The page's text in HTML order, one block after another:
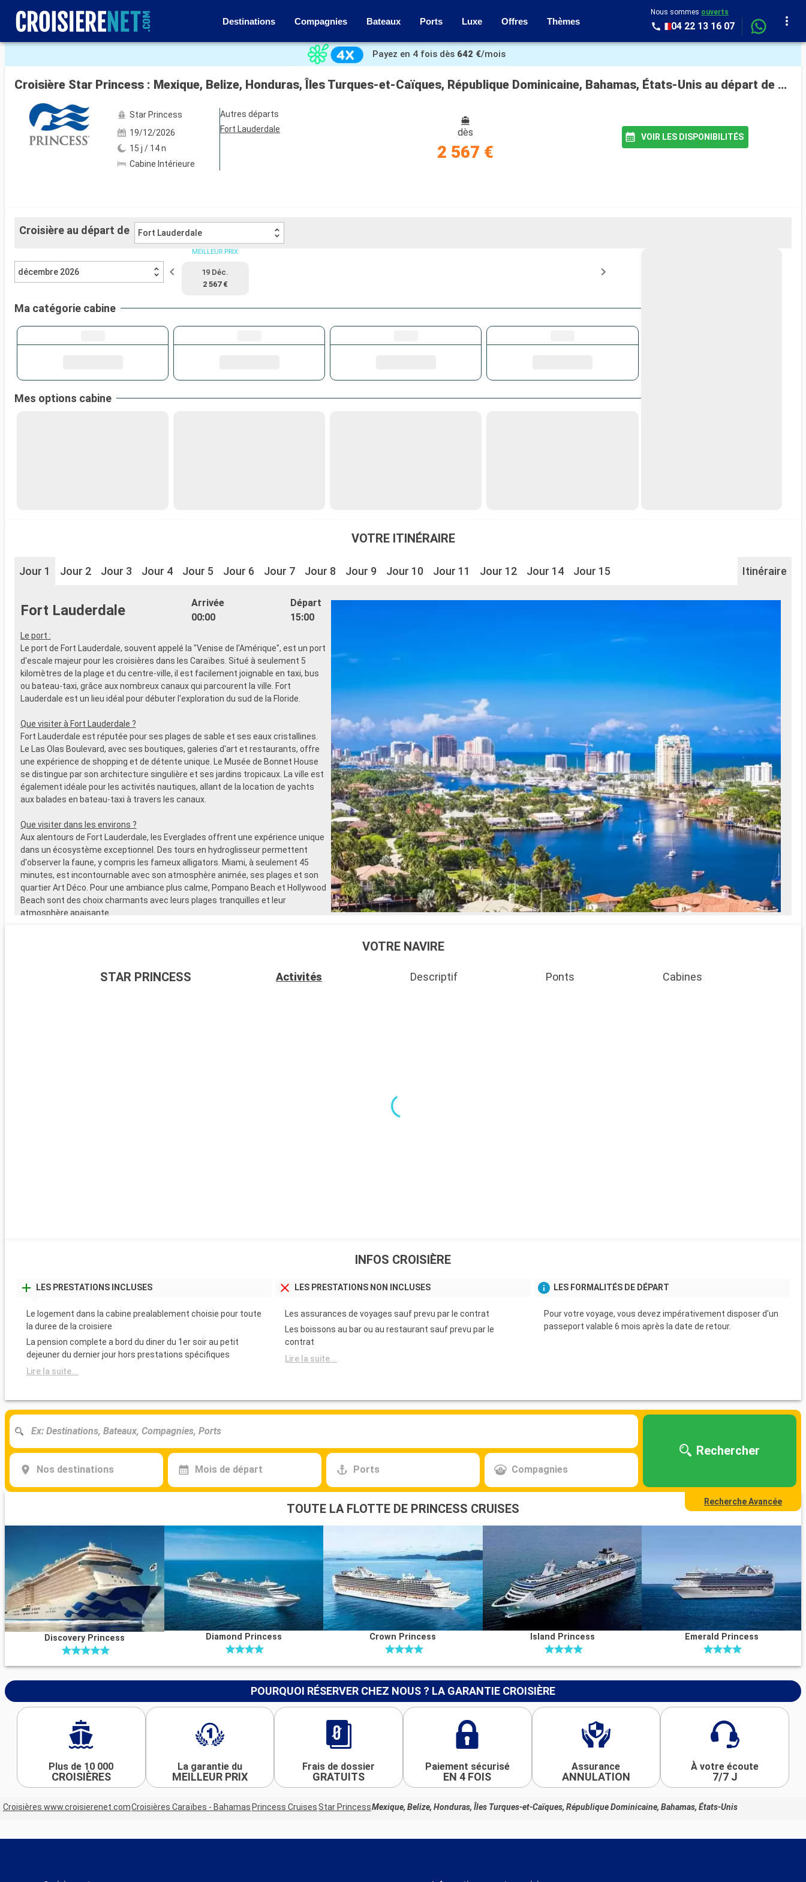
Destinations Compagnies Bateaux Ports Luxe Offres Thèmes
Nous sommes ouverts
04 22 13 16 07
Voir les 43 autres photos
Payez en 4 fois dès 642 €/mois
Croisière Star Princess : Mexique, Belize, Honduras, Îles Turques-et-Caïques, République Dominicaine, Bahamas, États-Unis au départ de Fort Lauderdale
Star Princess
19/12/2026
15 j / 14 n
Cabine Intérieure
Autres départs
Fort Lauderdale
dès
2 567 €
VOIR LES DISPONIBILITÉS
Croisière au départ de Fort Lauderdale
décembre 2026
MEILLEUR PRIX
19 Déc.
2 567 €
Ma catégorie cabine
Mes options cabine
VOTRE ITINÉRAIRE
Jour 1 Jour 2 Jour 3 Jour 4 Jour 5 Jour 6 Jour 7 Jour 8 Jour 9 Jour 10 Jour 11 Jour 12 Jour 14 Jour 15 Itinéraire
Fort Lauderdale
Arrivée
00:00
Départ
15:00
Le port :
Le port de Fort Lauderdale, souvent appelé la "Venise de l'Amérique", est un port
d'escale majeur pour les croisières dans les Caraïbes. Situé à seulement 5
kilomètres de la plage et du centre-ville, il est facilement joignable en taxi, bus
ou bateau-taxi, grâce aux nombreux canaux qui parcourent la ville. Fort
Lauderdale est un lieu idéal pour débuter l'exploration du sud de la Floride.
Que visiter à Fort Lauderdale ?
Fort Lauderdale est réputée pour ses plages de sable et ses eaux cristallines.
Le Las Olas Boulevard, avec ses boutiques, galeries d'art et restaurants, offre
une expérience de shopping et de détente unique. Le Musée de Bonnet House
se distingue par son architecture singulière et ses jardins tropicaux. La ville est
également idéale pour les activités nautiques, allant de la location de yachts
aux balades en bateau-taxi à travers les canaux.
Que visiter dans les environs ?
Aux alentours de Fort Lauderdale, les Everglades offrent une expérience unique
dans un écosystème exceptionnel. Des tours en hydroglisseur permettent
d'observer la faune, y compris les fameux alligators. Miami, à seulement 45
minutes, est incontournable avec son atmosphère animée, ses plages et son
quartier Art Déco. Pour une ambiance plus calme, Pompano Beach et Hollywood
Beach sont des choix charmants avec leurs plages tranquilles et leur
atmosphère apaisante.
VOTRE NAVIRE
STAR PRINCESS Activités Descriptif Ponts Cabines
INFOS CROISIÈRE
LES PRESTATIONS INCLUSES
Le logement dans la cabine prealablement choisie pour toute
la duree de la croisiere
La pension complete a bord du diner du 1er soir au petit
dejeuner du dernier jour hors prestations spécifiques
Lire la suite...
LES PRESTATIONS NON INCLUSES
Les assurances de voyages sauf prevu par le contrat
Les boissons au bar ou au restaurant sauf prevu par le
contrat
Lire la suite...
LES FORMALITÉS DE DÉPART
Pour votre voyage, vous devez impérativement disposer d'un
passeport valable 6 mois après la date de retour.
Nos destinations Mois de départ Ports Compagnies
Rechercher
Recherche Avancée
TOUTE LA FLOTTE DE PRINCESS CRUISES
Discovery Princess Diamond Princess Crown Princess Island Princess Emerald Princess
POURQUOI RÉSERVER CHEZ NOUS ? LA GARANTIE CROISIÈRE
Plus de 10 000
CROISIÈRES
La garantie du
MEILLEUR PRIX
Frais de dossier
GRATUITS
Paiement sécurisé
EN 4 FOIS
Assurance
ANNULATION
À votre écoute
7/7 J
Croisières www.croisierenet.comCroisières Caraïbes - Bahamas Princess CruisesStar PrincessMexique, Belize, Honduras, Îles Turques-et-Caïques, République Dominicaine, Bahamas, États-Unis